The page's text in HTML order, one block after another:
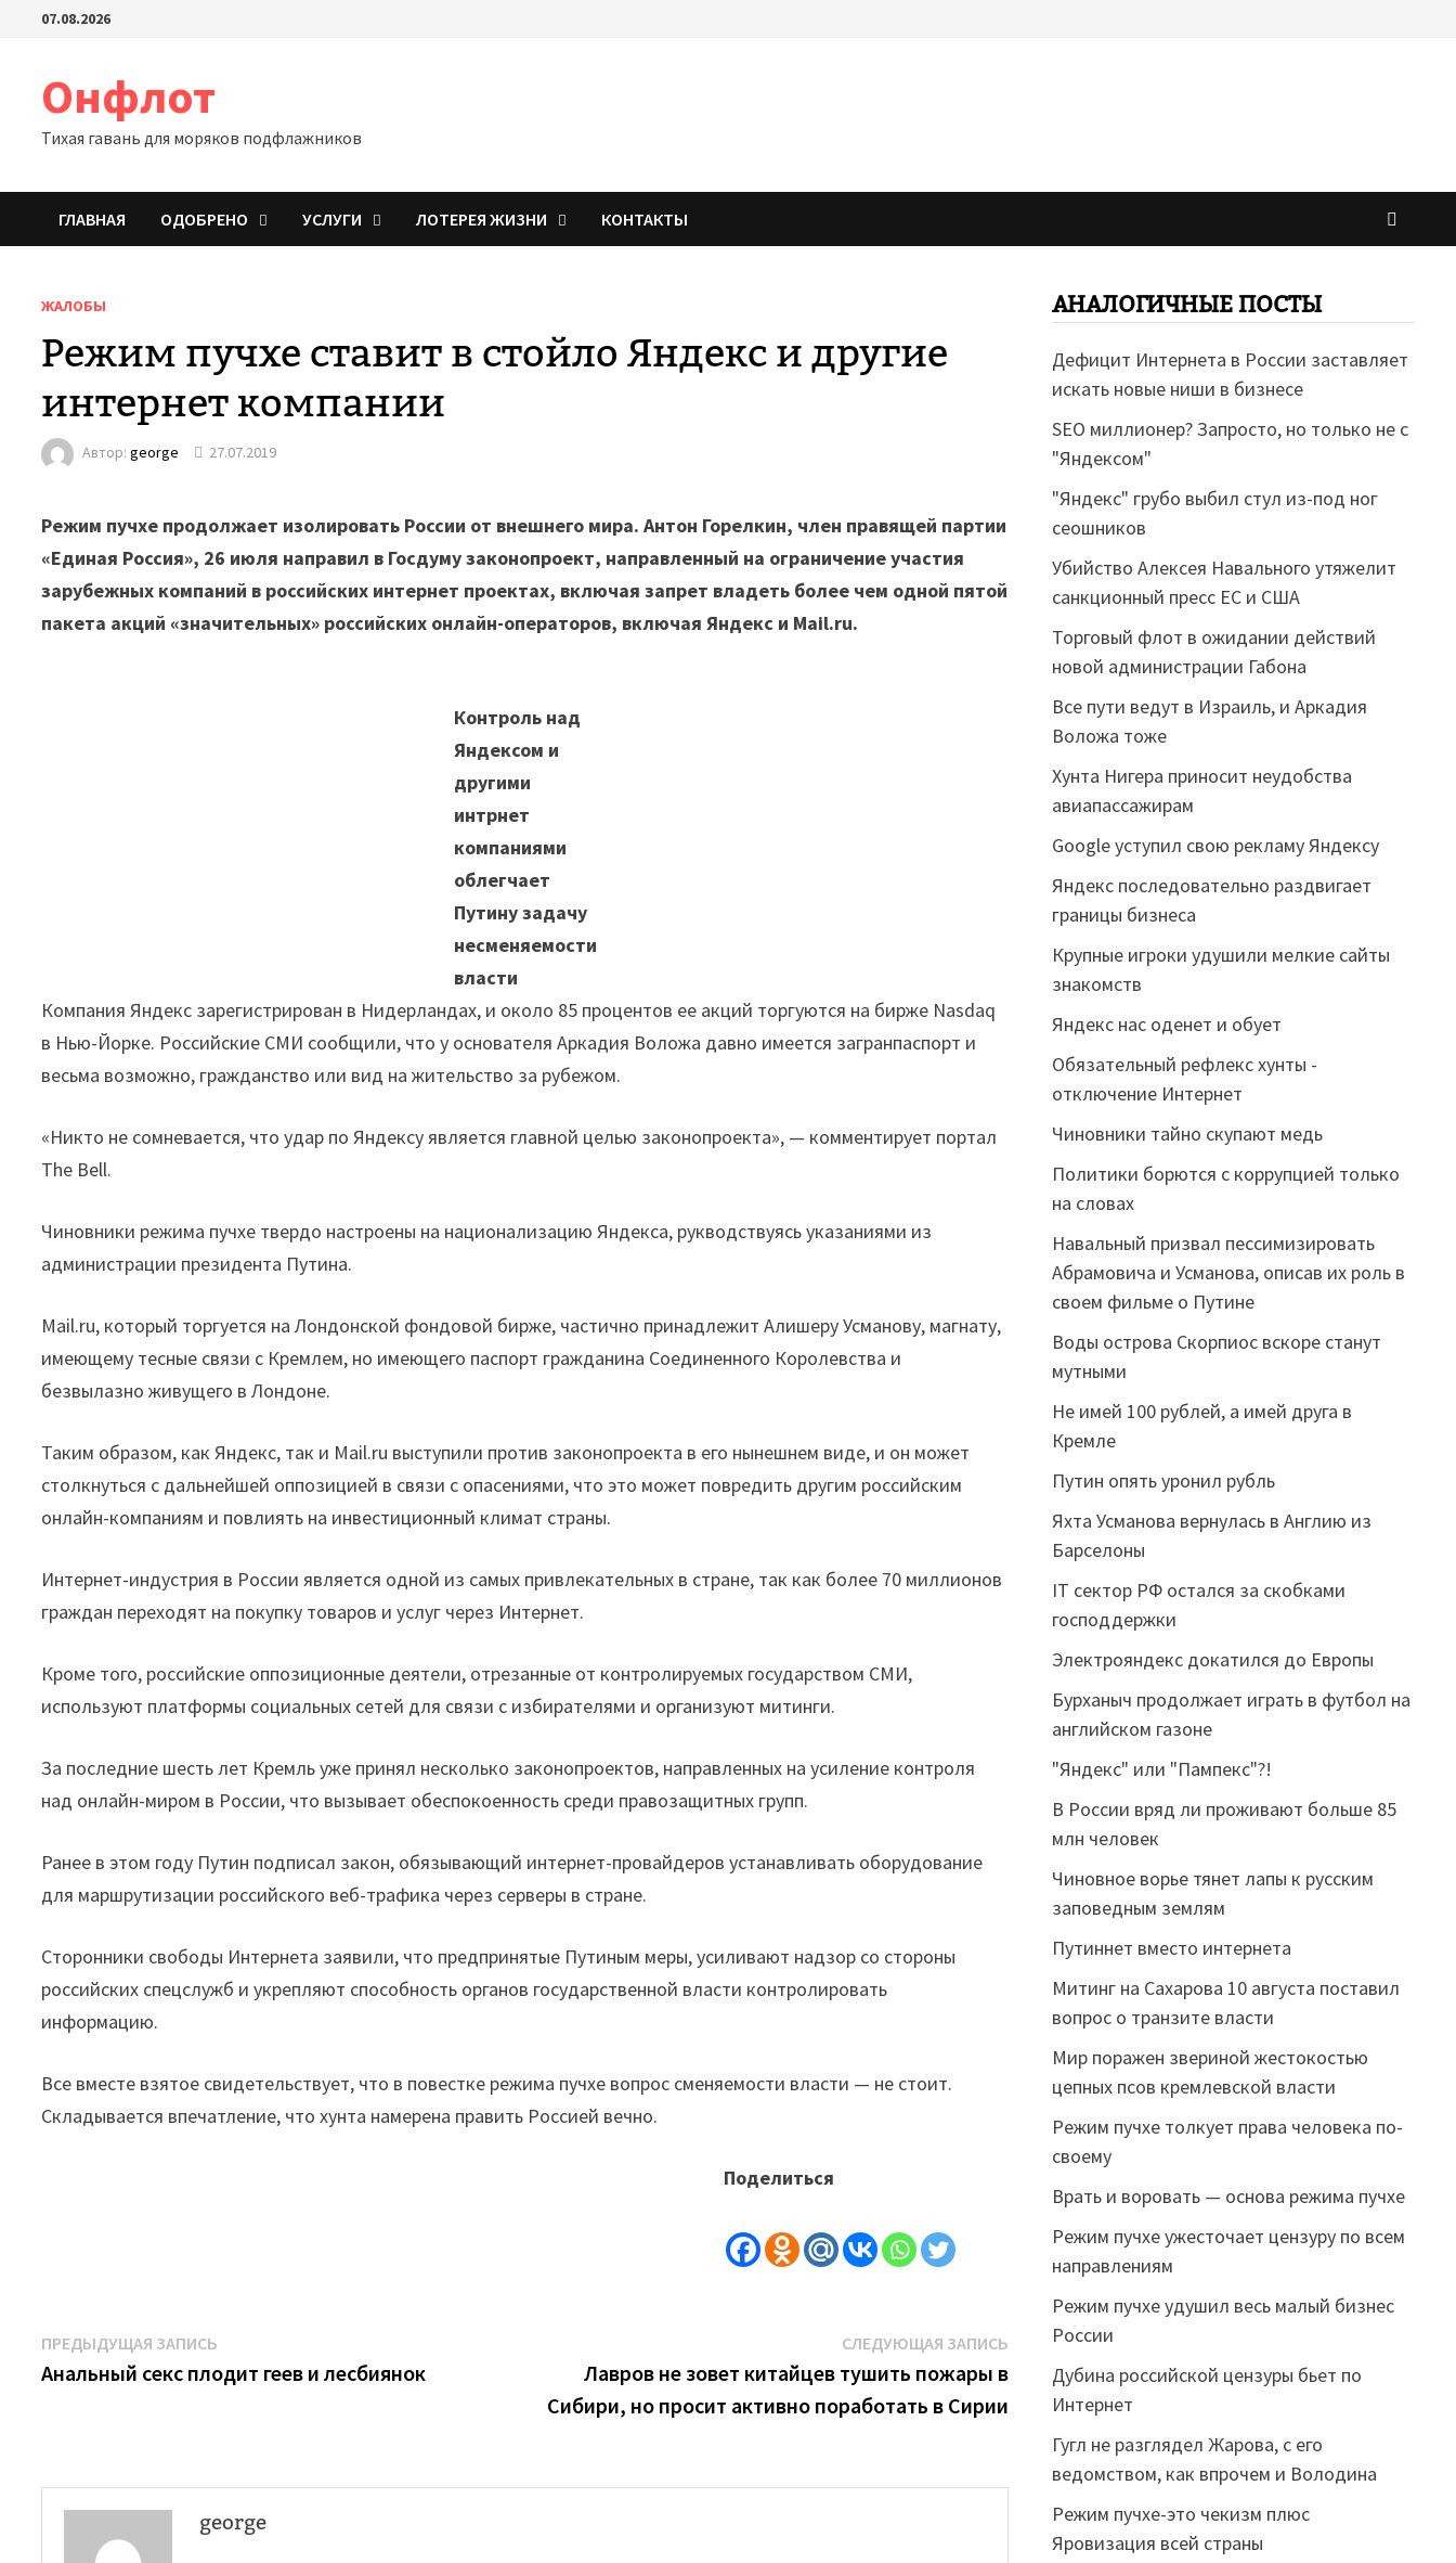
Перейти07.08.2026
Онфлот
Тихая гавань для моряков подфлажников
ГЛАВНАЯ ОДОБРЕНО УСЛУГИ ЛОТЕРЕЯ ЖИЗНИ КОНТАКТЫ
ЖАЛОБЫ
Режим пучхе ставит в стойло Яндекс и другие
интернет компании
Автор:george 27.07.2019
Режим пучхе продолжает изолировать России от внешнего мира. Антон Горелкин, член правящей партии
«Единая Россия», 26 июля направил в Госдуму законопроект, направленный на ограничение участия
зарубежных компаний в российских интернет проектах, включая запрет владеть более чем одной пятой
пакета акций «значительных» российских онлайн-операторов, включая Яндекс и Mail.ru.
Контроль над
Яндексом и
другими
интрнет
компаниями
облегчает
Путину задачу
несменяемости
власти
Компания Яндекс зарегистрирован в Нидерландах, и около 85 процентов ее акций торгуются на бирже Nasdaq
в Нью-Йорке. Российские СМИ сообщили, что у основателя Аркадия Воложа давно имеется загранпаспорт и
весьма возможно, гражданство или вид на жительство за рубежом.
«Никто не сомневается, что удар по Яндексу является главной целью законопроекта», — комментирует портал
The Bell.
Чиновники режима пучхе твердо настроены на национализацию Яндекса, рукводствуясь указаниями из
администрации президента Путина.
Mail.ru, который торгуется на Лондонской фондовой бирже, частично принадлежит Алишеру Усманову, магнату,
имеющему тесные связи с Кремлем, но имеющего паспорт гражданина Соединенного Королевства и
безвылазно живущего в Лондоне.
Таким образом, как Яндекс, так и Mail.ru выступили против законопроекта в его нынешнем виде, и он может
столкнуться с дальнейшей оппозицией в связи с опасениями, что это может повредить другим российским
онлайн-компаниям и повлиять на инвестиционный климат страны.
Интернет-индустрия в России является одной из самых привлекательных в стране, так как более 70 миллионов
граждан переходят на покупку товаров и услуг через Интернет.
Кроме того, российские оппозиционные деятели, отрезанные от контролируемых государством СМИ,
используют платформы социальных сетей для связи с избирателями и организуют митинги.
За последние шесть лет Кремль уже принял несколько законопроектов, направленных на усиление контроля
над онлайн-миром в России, что вызывает обеспокоенность среди правозащитных групп.
Ранее в этом году Путин подписал закон, обязывающий интернет-провайдеров устанавливать оборудование
для маршрутизации российского веб-трафика через серверы в стране.
Сторонники свободы Интернета заявили, что предпринятые Путиным меры, усиливают надзор со стороны
российских спецслужб и укрепляют способность органов государственной власти контролировать
информацию.
Все вместе взятое свидетельствует, что в повестке режима пучхе вопрос сменяемости власти — не стоит.
Складывается впечатление, что хунта намерена править Россией вечно.
Поделиться
Навигация
по
ПРЕДЫДУЩАЯ ЗАПИСЬ
запись:
Анальный секс плодит геев и лесбиянок
СЛЕДУЮЩАЯ ЗАПИСЬСледующая
запись:
Лавров не зовет китайцев тушить пожары в
Сибири, но просит активно поработать в Сирии
george
АНАЛОГИЧНЫЕ ПОСТЫ
Дефицит Интернета в России заставляет
искать новые ниши в бизнесе
SEO миллионер? Запросто, но только не с
"Яндексом"
"Яндекс" грубо выбил стул из-под ног
сеошников
Убийство Алексея Навального утяжелит
санкционный пресс ЕС и США
Торговый флот в ожидании действий
новой администрации Габона
Все пути ведут в Израиль, и Аркадия
Воложа тоже
Хунта Нигера приносит неудобства
авиапассажирам
Google уступил свою рекламу Яндексу
Яндекс последовательно раздвигает
границы бизнеса
Крупные игроки удушили мелкие сайты
знакомств
Яндекс нас оденет и обует
Обязательный рефлекс хунты -
отключение Интернет
Чиновники тайно скупают медь
Политики борются с коррупцией только
на словах
Навальный призвал пессимизировать
Абрамовича и Усманова, описав их роль в
своем фильме о Путине
Воды острова Скорпиос вскоре станут
мутными
Не имей 100 рублей, а имей друга в
Кремле
Путин опять уронил рубль
Яхта Усманова вернулась в Англию из
Барселоны
IT сектор РФ остался за скобками
господдержки
Электрояндекс докатился до Европы
Бурханыч продолжает играть в футбол на
английском газоне
"Яндекс" или "Пампекс"?!
В России вряд ли проживают больше 85
млн человек
Чиновное ворье тянет лапы к русским
заповедным землям
Путиннет вместо интернета
Митинг на Сахарова 10 августа поставил
вопрос о транзите власти
Мир поражен звериной жестокостью
цепных псов кремлевской власти
Режим пучхе толкует права человека по-
своему
Врать и воровать — основа режима пучхе
Режим пучхе ужесточает цензуру по всем
направлениям
Режим пучхе удушил весь малый бизнес
России
Дубина российской цензуры бьет по
Интернет
Гугл не разглядел Жарова, с его
ведомством, как впрочем и Володина
Режим пучхе-это чекизм плюс
Яровизация всей страны